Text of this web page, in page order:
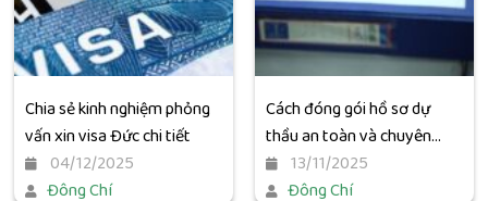
Chia sẻ kinh nghiệm phỏng
vấn xin visa Đức chi tiết
04/12/2025
Đông Chí
Cách đóng gói hồ sơ dự
thầu an toàn và chuyên
nghiệp13/11/2025
Đông Chí